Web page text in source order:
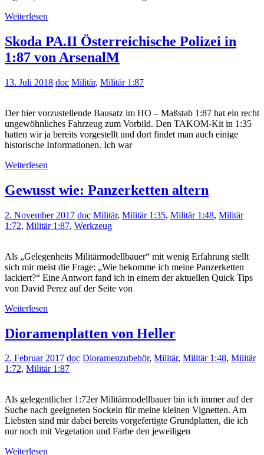
Weiterlesen
Skoda PA.II Österreichische Polizei in
1:87 von ArsenalM
13. Juli 2018 doc Militär, Militär 1:87
Der hier vorzustellende Bausatz im HO – Maßstab 1:87 hat ein recht
ungewöhnliches Fahrzeug zum Vorbild. Den TAKOM-Kit in 1:35
hatten wir ja bereits vorgestellt und dort findet man auch einige
historische Informationen. Ich war
Weiterlesen
Gewusst wie: Panzerketten altern
2. November 2017 doc Militär, Militär 1:35, Militär 1:48, Militär
1:72, Militär 1:87, Werkzeug
Als „Gelegenheits Militärmodellbauer“ mit wenig Erfahrung stellt
sich mir meist die Frage: „Wie bekomme ich meine Panzerketten
lackiert?“ Eine Antwort fand ich in einem der aktuellen Quick Tips
von David Perez auf der Seite von
Weiterlesen
Dioramenplatten von Heller
2. Februar 2017 doc Dioramenzubehör, Militär, Militär 1:48, Militär
1:72, Militär 1:87
Als gelegentlicher 1:72er Militärmodellbauer bin ich immer auf der
Suche nach geeigneten Sockeln für meine kleinen Vignetten. Am
Liebsten sind mir dabei bereits vorgefertigte Grundplatten, die ich
nur noch mit Vegetation und Farbe den jeweiligen
Weiterlesen